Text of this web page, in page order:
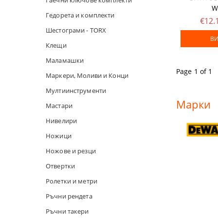
РАДИО И
МОТОРНИ
ЛОЗАРСКИ
ДИСКОВЕ
Гедорета и комплекти
Шестограми - TORX
Клещи
Маламашки
Маркери, Моливи и Конци
Мултиинструменти
Мастари
Нивелири
Ножици
Ножове и резци
Отвертки
Ролетки и метри
Ръчни рендета
Ръчни такери
Page 1 of 1
Марки